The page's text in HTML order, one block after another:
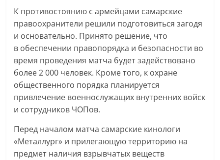
К противостоянию с армейцами самарские
правоохранители решили подготовиться загодя
и основательно. Принято решение, что
в обеспечении правопорядка и безопасности во
время проведения матча будет задействовано
более 2 000 человек. Кроме того, к охране
общественного порядка планируется
привлечение военнослужащих внутренних войск
и сотрудников ЧОПов.
Перед началом матча самарские кинологи
«Металлург» и прилегающую территорию на
предмет наличия взрывчатых веществ